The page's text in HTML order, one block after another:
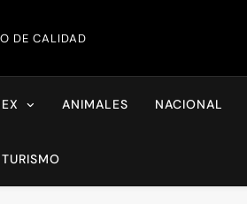
XXI
DE CALIDAD
ANIMALES NACIONAL
TURISMO